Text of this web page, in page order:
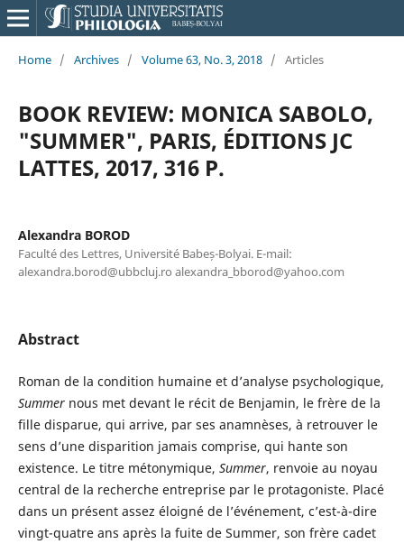
Home / Archives / Volume 63, No. 3, 2018 / Articles
BOOK REVIEW: MONICA SABOLO,
"SUMMER", PARIS, ÉDITIONS JC
LATTES, 2017, 316 P.
Alexandra BOROD
Faculté des Lettres, Université Babeș-Bolyai. E-mail:
alexandra.borod@ubbcluj.ro alexandra_bborod@yahoo.com
Abstract
Roman de la condition humaine et d’analyse psychologique,
Summernous met devant le récit de Benjamin, le frère de la
fille disparue, qui arrive, par ses anamnèses, à retrouver le
sens d’une disparition jamais comprise, qui hante son
existence. Le titre métonymique, Summer, renvoie au noyau
central de la recherche entreprise par le protagoniste. Placé
dans un présent assez éloigné de l’événement, c’est-à-dire
vingt-quatre ans après la fuite de Summer, son frère cadet